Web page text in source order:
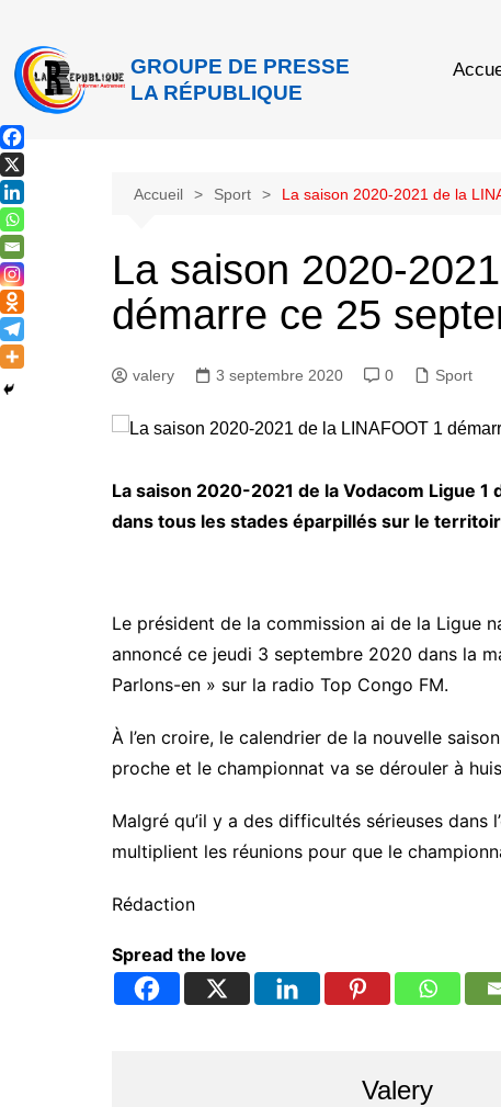
GROUPE DE PRESSE
LA RÉPUBLIQUE
Accueil Sport La saison 2020-2021 de la
La saison 2020-
démarre ce 25
valery 3 septembre 2020 0 Sport
La saison 2020-2021 de la Vodacom Ligue
dans tous les stades éparpillés sur le
Le président de la commission ai de la Ligue
annoncé ce jeudi 3 septembre 2020 dans la
Parlons-en » sur la radio Top Congo FM.
À l’en croire, le calendrier de la nouvelle
proche et le championnat va se dérouler à
Malgré qu’il y a des difficultés sérieuses
multiplient les réunions pour que le
Rédaction
Spread the love
Valery